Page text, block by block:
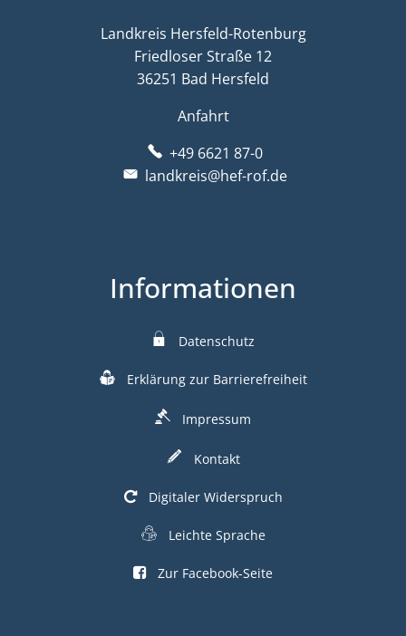
Landkreis Hersfeld-Rotenburg
Friedloser Straße 12
36251 Bad Hersfeld
Anfahrt
+49 6621 87-0
landkreis@hef-rof.de
Informationen
Datenschutz
Erklärung zur Barrierefreiheit
Impressum
Kontakt
Digitaler Widerspruch
Leichte Sprache
Zur Facebook-Seite